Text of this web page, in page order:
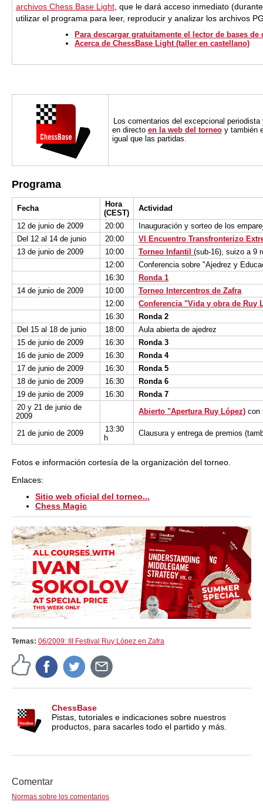
archivos Chess Base Light, que le dará acceso inmediato
utilizar el programa para leer, reproducir y analizar los archivos
Para descargar gratuitamente el lector de bases de
Acerca de ChessBase Light (taller en castellano)
Los comentarios del excepcional
en directo en la web del torneoy también
igual que las partidas.
Programa
Fecha
Hora
(CEST)
Actividad
12 de junio de 2009
20:00
Inauguración y sorteo de los
Del 12 al 14 de junio
20:00
VI Encuentro Transfronterizo
13 de junio de 2009
10:00 Torneo Infantil(sub-16), suizo a 9
12:00
Conferencia sobre "Ajedrez y
16:30
Ronda 1
14 de junio de 2009
10:00
Torneo Intercentros de Zafra
12:00
Conferencia "Vida y obra de Ruy
16:30
Ronda 2
Del 15 al 18 de junio
18:00
Aula abierta de ajedrez
15 de junio de 2009
16:30
Ronda 3
16 de junio de 2009
16:30
Ronda 4
17 de junio de 2009
16:30
Ronda 5
18 de junio de 2009
16:30
Ronda 6
19 de junio de 2009
16:30
Ronda 7
20 y 21 de junio de
2009
Abierto "Apertura Ruy López) con
21 de junio de 2009
13:30
h
Clausura y entrega de premios
Fotos e información cortesía de la organización del torneo.
Enlaces:
Sitio web oficial del torneo...
Chess Magic
Temas: 06/2009: III Festival Ruy López en Zafra
ChessBase
Pistas, tutoriales e indicaciones sobre nuestros
productos, para sacarles todo el partido y más.
Comentar
Normas sobre los comentarios